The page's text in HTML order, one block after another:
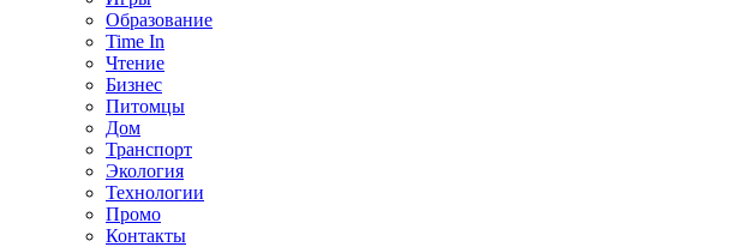
Образование
Time In
Чтение
Бизнес
Питомцы
Дом
Транспорт
Экология
Технологии
Промо
Контакты